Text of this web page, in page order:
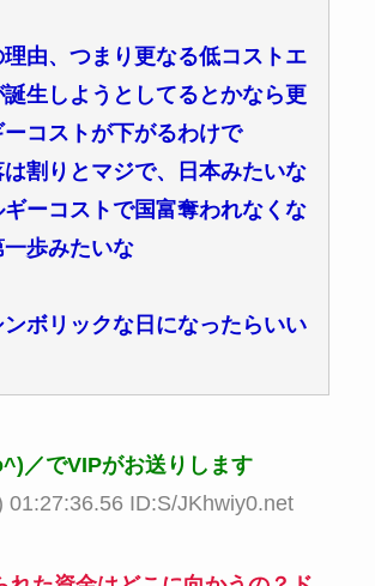
由、つまり更なる低コストエ
生しようとしてるとかなら更
コストが下がるわけで
割りとマジで、日本みたいな
ギーコストで国富奪われなくな
一歩みたいな
ボリックな日になったらいい
／でVIPがお送りします
01:27:36.56 ID:S/JKhwiy0.net